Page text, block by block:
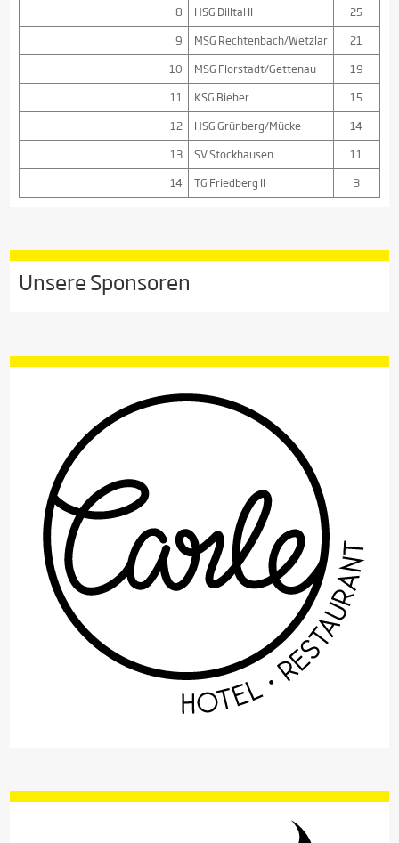
8
HSG Dilltal II
25
9
MSG Rechtenbach/Wetzlar
21
10
MSG Florstadt/Gettenau
19
11
KSG Bieber
15
12
HSG Grünberg/Mücke
14
13
SV Stockhausen
11
14
TG Friedberg II 3
Unsere Sponsoren